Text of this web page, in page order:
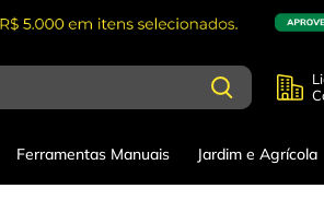
Ferramentas Manuais Jardim e Agrícola